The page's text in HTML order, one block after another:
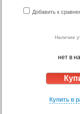
Добавить к
Наличие
нет в
Купить в